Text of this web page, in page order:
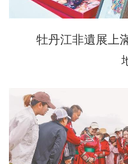
牡丹江非遺展上